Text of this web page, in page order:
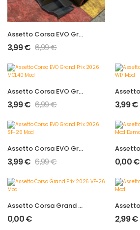
Assetto Corsa EVO Grand Prix 2026 R26 Mod
3,99€ 6,99€
Assetto Corsa EVO Grand Prix 2026 MCL40 Mod
3,99€ 6,99€ 3,99€
Assetto Corsa EVO Grand Prix 2026 SF-26 Mod
3,99€ 6,99€ 0,00€
Assetto Corsa Grand Prix 2026 VF-26 Mod
0,00€ 2,99€